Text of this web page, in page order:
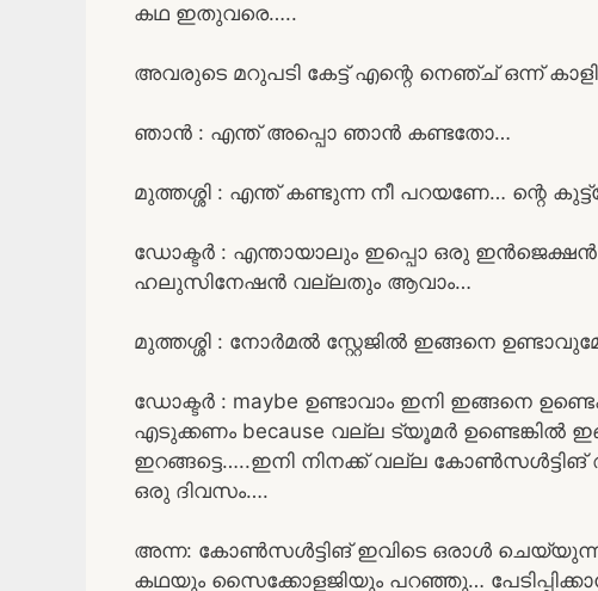
കഥ ഇതുവരെ…..
അവരുടെ മറുപടി കേട്ട് എന്റെ നെഞ്ച് ഒന്ന്
ഞാൻ : എന്ത് അപ്പൊ ഞാൻ കണ്ടതോ…
മുത്തശ്ശി : എന്ത് കണ്ടുന്ന നീ പറയണേ… ന്റെ
ഡോക്ടർ : എന്തായാലും ഇപ്പൊ ഒരു ഇൻജെക്ഷൻ
ഹലുസിനേഷൻ വല്ലതും ആവാം…
മുത്തശ്ശി : നോർമൽ സ്റ്റേജിൽ ഇങ്ങനെ
ഡോക്ടർ : maybe ഉണ്ടാവാം ഇനി ഇങ്ങനെ
എടുക്കണം because വല്ല ട്യൂമർ ഉണ്ടെങ്കിൽ
ഇറങ്ങട്ടെ…..ഇനി നിനക്ക് വല്ല കോൺസൾട്ടിങ്
ഒരു ദിവസം….
അന്ന: കോൺസൾട്ടിങ് ഇവിടെ ഒരാൾ
കഥയും സൈക്കോളജിയും പറഞ്ഞു…